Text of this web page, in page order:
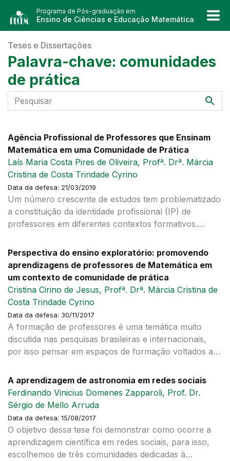
Programa de Pós-graduação em
Ensino de Ciências e Educação Matemática
Teses e Dissertações
Palavra-chave: comunidades
de prática
Agência Profissional de Professores que Ensinam
Matemática em uma Comunidade de Prática
Laís Maria Costa Pires de Oliveira, Profª. Drª. Márcia
Cristina de Costa Trindade Cyrino
Data da defesa: 21/03/2019
Um número crescente de estudos tem problematizado
a constituição da identidade profissional (IP) de
professores em diferentes contextos formativos.
poucas discussões tem como foco agência
profissional, elemento que, ao ser explorado, implica
na análise de contextos formativos, especificamente
de suas possibilidades e restrições e da influência que
experiências ali vivenciadas pelos professores podem
exercer em sua IP no futuro, particularmente em sua
agência. Ao levar em conta esses apontamentos o
presente estudo busca responder à questão geral de
pesquisa: Que aspectos da prática da Comunidade de
da agência profissional de professoras em processo
de formação continuada?. Para tanto, a investigação é
sustentada em três elementos basilares presentes em
uma Comunidade de Prática (CoP) de professores que
ensinam Matemática (PEM) (e nas relações que
decorrem da interação entre eles): o professor em
processo de formação (o participante da CoP); o
Perspectiva do ensino exploratório: promovendo
aprendizagens de professores de Matemática em
um contexto de comunidade de prática
Cristina Cirino de Jesus, Profª. Drª. Márcia Cristina de
Costa Trindade Cyrino
Data da defesa: 30/11/2017
A formação de professores é uma temática muito
discutida nas pesquisas brasileiras e internacionais,
por isso pensar em espaços de formação voltados aos
contextos os considerem como sujeitos “pensantes” e
atendam suas necessidades para a prática de sua
profissão têm conduzido a ações de formação nas
quais os professores têm a oportunidade de
compartilhar experiências, negociar significados, ser
corresponsável por sua aprendizagem. Este estudo
tem como foco de investigação olhar para a
A aprendizagem de astronomia em redes sociais
Ferdinando Vinicius Domenes Zapparoli, Prof. Dr.
Sérgio de Mello Arruda
Data da defesa: 15/08/2017
O objetivo dessa tese foi demonstrar como ocorre a
aprendizagem científica em redes sociais, para isso,
escolhemos de três comunidades dedicadas à